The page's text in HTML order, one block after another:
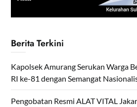
Berita Terkini
Kapolsek Amurang Serukan Warga
RI ke-81 dengan Semangat
Pengobatan Resmi ALAT VITAL